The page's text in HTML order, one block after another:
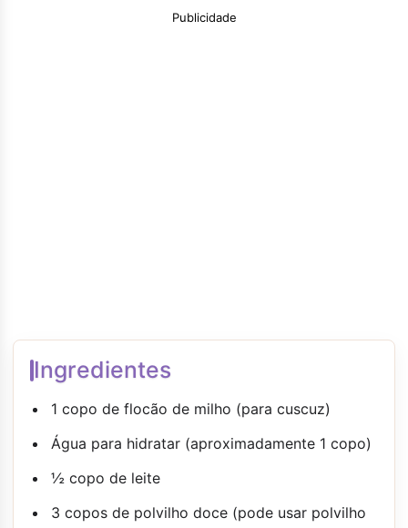
Publicidade
Ingredientes
1 copo de flocão de milho (para cuscuz)
Água para hidratar (aproximadamente 1 copo)
½ copo de leite
3 copos de polvilho doce (pode usar polvilho